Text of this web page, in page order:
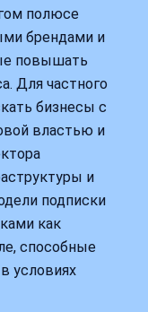
полюсе
брендами и
повышать
Для частного
бизнесы с
властью и
и
подписки
как
способные
условиях